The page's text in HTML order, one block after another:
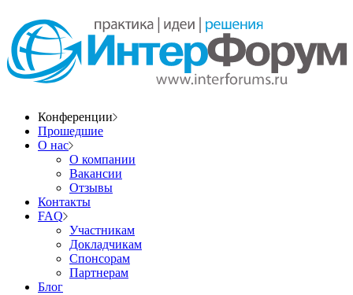
Конференции
Прошедшие
О нас
О компании
Вакансии
Отзывы
Контакты
FAQ
Участникам
Докладчикам
Спонсорам
Партнерам
Блог